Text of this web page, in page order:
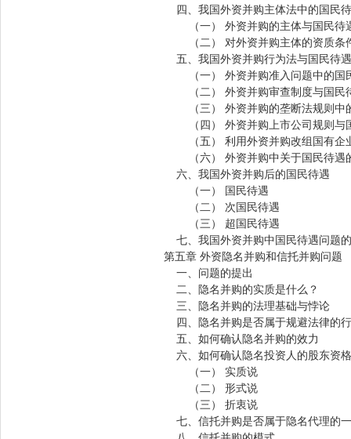
四、我国外资并购主体法中的国民
（一） 外资并购的主体与国民待
（二） 对外资并购主体的资质条
五、我国外资并购行为法与国民待
（一） 外资并购准入问题中的国
（二） 外资并购审查制度与国民
（三） 外资并购的垄断法规则中
（四） 外资并购上市公司规则与
（五） 利用外资并购改组国有企
（六） 外资并购中关于国民待遇
六、我国外资并购后的国民待遇
（一） 国民待遇
（二） 次国民待遇
（三） 超国民待遇
七、我国外资并购中国民待遇问题
第五章 外资隐名并购和信托并购问题
一、问题的提出
二、隐名并购的实质是什么？
三、隐名并购的法理基础与悖论
四、隐名并购是否属于规避法律的
五、如何确认隐名并购的效力
六、如何确认隐名投资人的股东资
（一） 实质说
（二） 形式说
（三） 折衷说
七、信托并购是否属于隐名代理的